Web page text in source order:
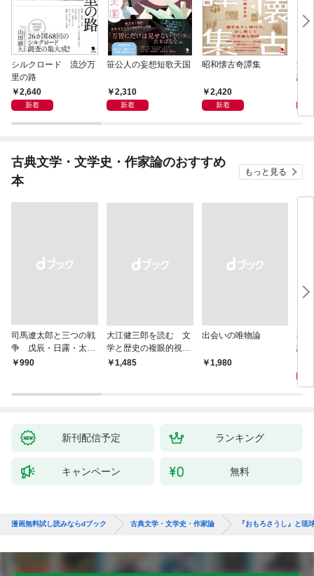
シルクロード 流沙万
里の路
2,640
新着
笹公人の妄想短歌天国
2,310
新着
昭和懐古奇譚集
2,420
新着
流
語
古典文学・文学史・作家論のおすすめ
本
もっと見る
司馬遼太郎と三つの戦
争 戊辰・日露・太平
洋
￥990
大江健三郎を読む 文
学と歴史の複眼的視点
から
￥1,485
出会いの唯物論
￥1,980
本
話）
新刊配信予定 ランキング
キャンペーン 無料
漫画無料試し読みならdブック 古典文学・文学史・作家論 『おもろさうし』と琉